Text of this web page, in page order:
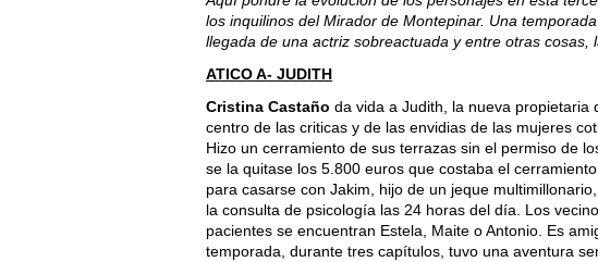
los inquilinos del Mirador de Montepinar. Una
llegada de una actriz sobreactuada y entre otras cosas,
ATICO A- JUDITH
Cristina Castaño da vida a Judith, la nueva propietaria
centro de las criticas y de las envidias de las mujeres
Hizo un cerramiento de sus terrazas sin el permiso de
se la quitase los 5.800 euros que costaba el
para casarse con Jakim, hijo de un jeque
la consulta de psicología las 24 horas del día. Los
pacientes se encuentran Estela, Maite o Antonio. Es
temporada, durante tres capítulos, tuvo una aventura